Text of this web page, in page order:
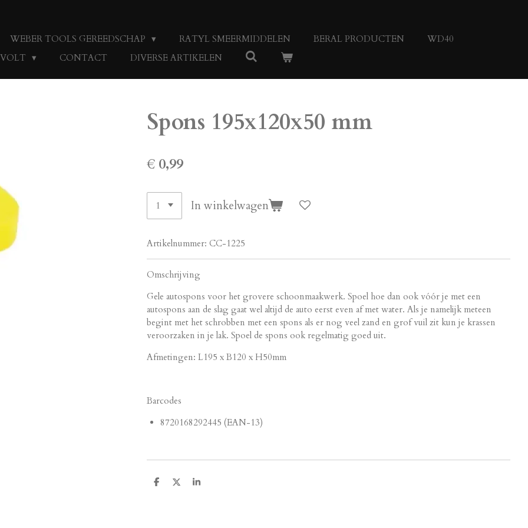
WEBER TOOLS GEREEDSCHAP RATYL SMEERMIDDELEN BERAL PRODUCTEN
WD40
CONTACT DIVERSE ARTIKELEN
Spons 195x120x50 mm
€ 0,99
In winkelwagen
Artikelnummer: CC-1225
Omschrijving
Gele autospons voor het grovere schoonmaakwerk. Spoel hoe dan ook vóór je met een
autospons aan de slag gaat wel altijd de auto eerst even af met water. Als je namelijk meteen
begint met het schrobben met een spons als er nog veel zand en grof vuil zit kun je krassen
veroorzaken in je lak. Spoel de spons ook regelmatig goed uit.
Afmetingen: L195 x B120 x H50mm
Barcodes
8720168292445 (EAN-13)
D
D
S